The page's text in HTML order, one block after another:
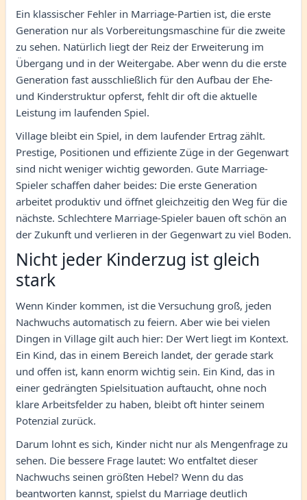
Ein klassischer Fehler in Marriage-Partien ist, die erste
Generation nur als Vorbereitungsmaschine für die zweite
zu sehen. Natürlich liegt der Reiz der Erweiterung im
Übergang und in der Weitergabe. Aber wenn du die erste
Generation fast ausschließlich für den Aufbau der Ehe-
und Kinderstruktur opferst, fehlt dir oft die aktuelle
Leistung im laufenden Spiel.
Village bleibt ein Spiel, in dem laufender Ertrag zählt.
Prestige, Positionen und effiziente Züge in der Gegenwart
sind nicht weniger wichtig geworden. Gute Marriage-
Spieler schaffen daher beides: Die erste Generation
arbeitet produktiv und öffnet gleichzeitig den Weg für die
nächste. Schlechtere Marriage-Spieler bauen oft schön an
der Zukunft und verlieren in der Gegenwart zu viel Boden.
Nicht jeder Kinderzug ist gleich
stark
Wenn Kinder kommen, ist die Versuchung groß, jeden
Nachwuchs automatisch zu feiern. Aber wie bei vielen
Dingen in Village gilt auch hier: Der Wert liegt im Kontext.
Ein Kind, das in einem Bereich landet, der gerade stark
und offen ist, kann enorm wichtig sein. Ein Kind, das in
einer gedrängten Spielsituation auftaucht, ohne noch
klare Arbeitsfelder zu haben, bleibt oft hinter seinem
Potenzial zurück.
Darum lohnt es sich, Kinder nicht nur als Mengenfrage zu
sehen. Die bessere Frage lautet: Wo entfaltet dieser
Nachwuchs seinen größten Hebel? Wenn du das
beantworten kannst, spielst du Marriage deutlich